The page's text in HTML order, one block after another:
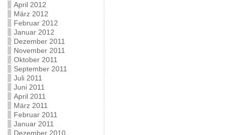
April 2012
März 2012
Februar 2012
Januar 2012
Dezember 2011
November 2011
Oktober 2011
September 2011
Juli 2011
Juni 2011
April 2011
März 2011
Februar 2011
Januar 2011
Dezember 2010